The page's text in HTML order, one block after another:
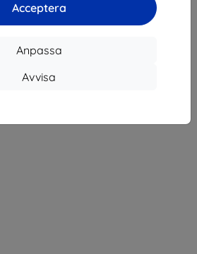
Acceptera
Anpassa
Avvisa
46701494
SK2023549671